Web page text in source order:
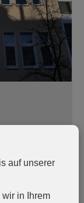
auf unserer
in Ihrem